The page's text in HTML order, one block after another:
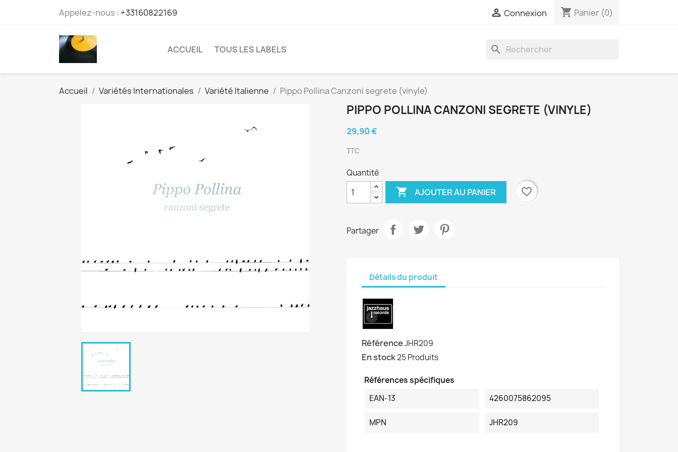
Appelez-nous : +33160822169  Connexion shopping_cart Panier (0)
ACCUEIL TOUS LES LABELS search
Accueil Variétés Internationales Variété Italienne Pippo Pollina Canzoni segrete (vinyle)
PIPPO POLLINA CANZONI SEGRETE (VINYLE)
29,90 €
TTC
Quantité
 AJOUTER AU PANIER favorite_border
Partager
Détails du produit
RéférenceJHR209
En stock25 Produits
Références spécifiques
EAN-13
4260075862095
MPN JHR209